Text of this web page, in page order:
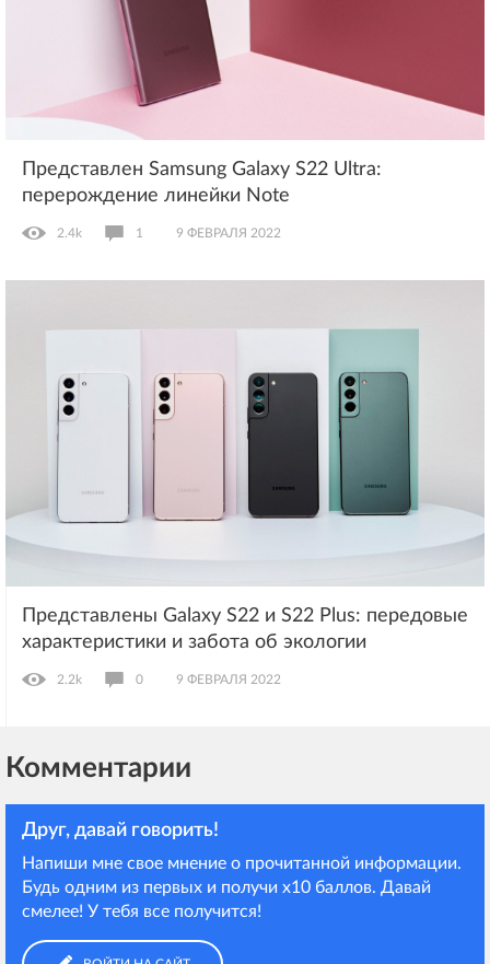
Представлен Samsung Galaxy S22 Ultra:
перерождение линейки Note
2.4k 1 9 ФЕВРАЛЯ 2022
Представлены Galaxy S22 и S22 Plus: передовые
характеристики и забота об экологии
2.2k 0 9 ФЕВРАЛЯ 2022
Комментарии
Друг, давай говорить!
Напиши мне свое мнение о прочитанной информации.
Будь одним из первых и получи х10 баллов. Давай
смелее! У тебя все получится!